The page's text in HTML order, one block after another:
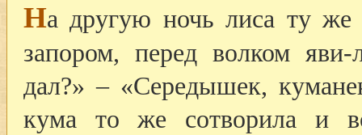
На другую ночь лиса ту же
запором, перед волком
дал?» – «Середышек,
кума то же сотворила и